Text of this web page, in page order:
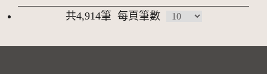
共4,914筆 每頁筆數